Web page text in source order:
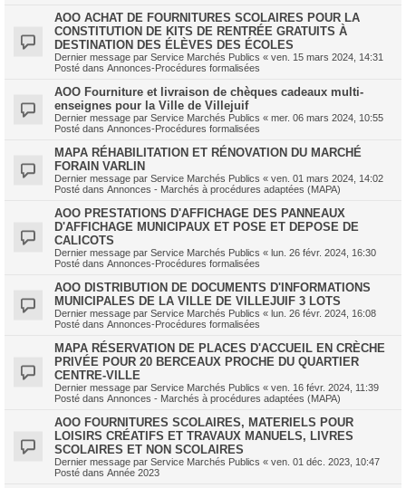
AOO ACHAT DE FOURNITURES SCOLAIRES POUR LA
CONSTITUTION DE KITS DE RENTRÉE GRATUITS À
DESTINATION DES ÉLÈVES DES ÉCOLES
Dernier message par Service Marchés Publics « ven. 15 mars 2024, 14:31
Posté dans Annonces-Procédures formalisées
AOO Fourniture et livraison de chèques cadeaux multi-
enseignes pour la Ville de Villejuif
Dernier message par Service Marchés Publics « mer. 06 mars 2024, 10:55
Posté dans Annonces-Procédures formalisées
MAPA RÉHABILITATION ET RÉNOVATION DU MARCHÉ
FORAIN VARLIN
Dernier message par Service Marchés Publics « ven. 01 mars 2024, 14:02
Posté dans Annonces - Marchés à procédures adaptées (MAPA)
AOO PRESTATIONS D'AFFICHAGE DES PANNEAUX
D'AFFICHAGE MUNICIPAUX ET POSE ET DEPOSE DE
CALICOTS
Dernier message par Service Marchés Publics « lun. 26 févr. 2024, 16:30
Posté dans Annonces-Procédures formalisées
AOO DISTRIBUTION DE DOCUMENTS D'INFORMATIONS
MUNICIPALES DE LA VILLE DE VILLEJUIF 3 LOTS
Dernier message par Service Marchés Publics « lun. 26 févr. 2024, 16:08
Posté dans Annonces-Procédures formalisées
MAPA RÉSERVATION DE PLACES D'ACCUEIL EN CRÈCHE
PRIVÉE POUR 20 BERCEAUX PROCHE DU QUARTIER
CENTRE-VILLE
Dernier message par Service Marchés Publics « ven. 16 févr. 2024, 11:39
Posté dans Annonces - Marchés à procédures adaptées (MAPA)
AOO FOURNITURES SCOLAIRES, MATERIELS POUR
LOISIRS CRÉATIFS ET TRAVAUX MANUELS, LIVRES
SCOLAIRES ET NON SCOLAIRES
Dernier message par Service Marchés Publics « ven. 01 déc. 2023, 10:47
Posté dans Année 2023